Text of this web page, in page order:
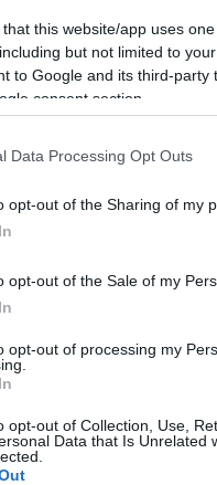
that this website/app uses
but not limited to
to Google and its third-
consent section.
Data Processing Opt Outs
opt-out of the Sharing of my
opt-out of the Sale of my
opt-out of processing my
opt-out of Collection, Use,
Data that Is Unrelated
BORT A HŰTŐBEN!
olyan egyszerű